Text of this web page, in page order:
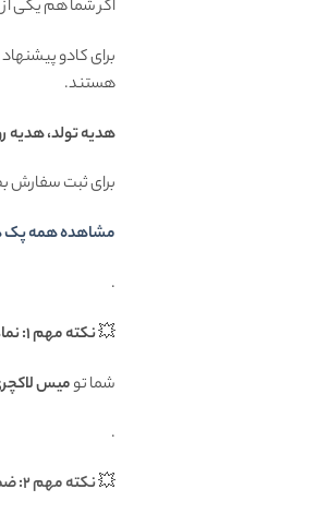
اگر شما هم یکی
برای کادو
هستند.
هدیه تولد، هدیه
برای ثبت سفارش
مشاهده همه پک
.
💥نکته مهم 1: نماد اعتماد الکترونیک
شما تومیس
.
💥نکته مهم 2: ضمانت برگشت